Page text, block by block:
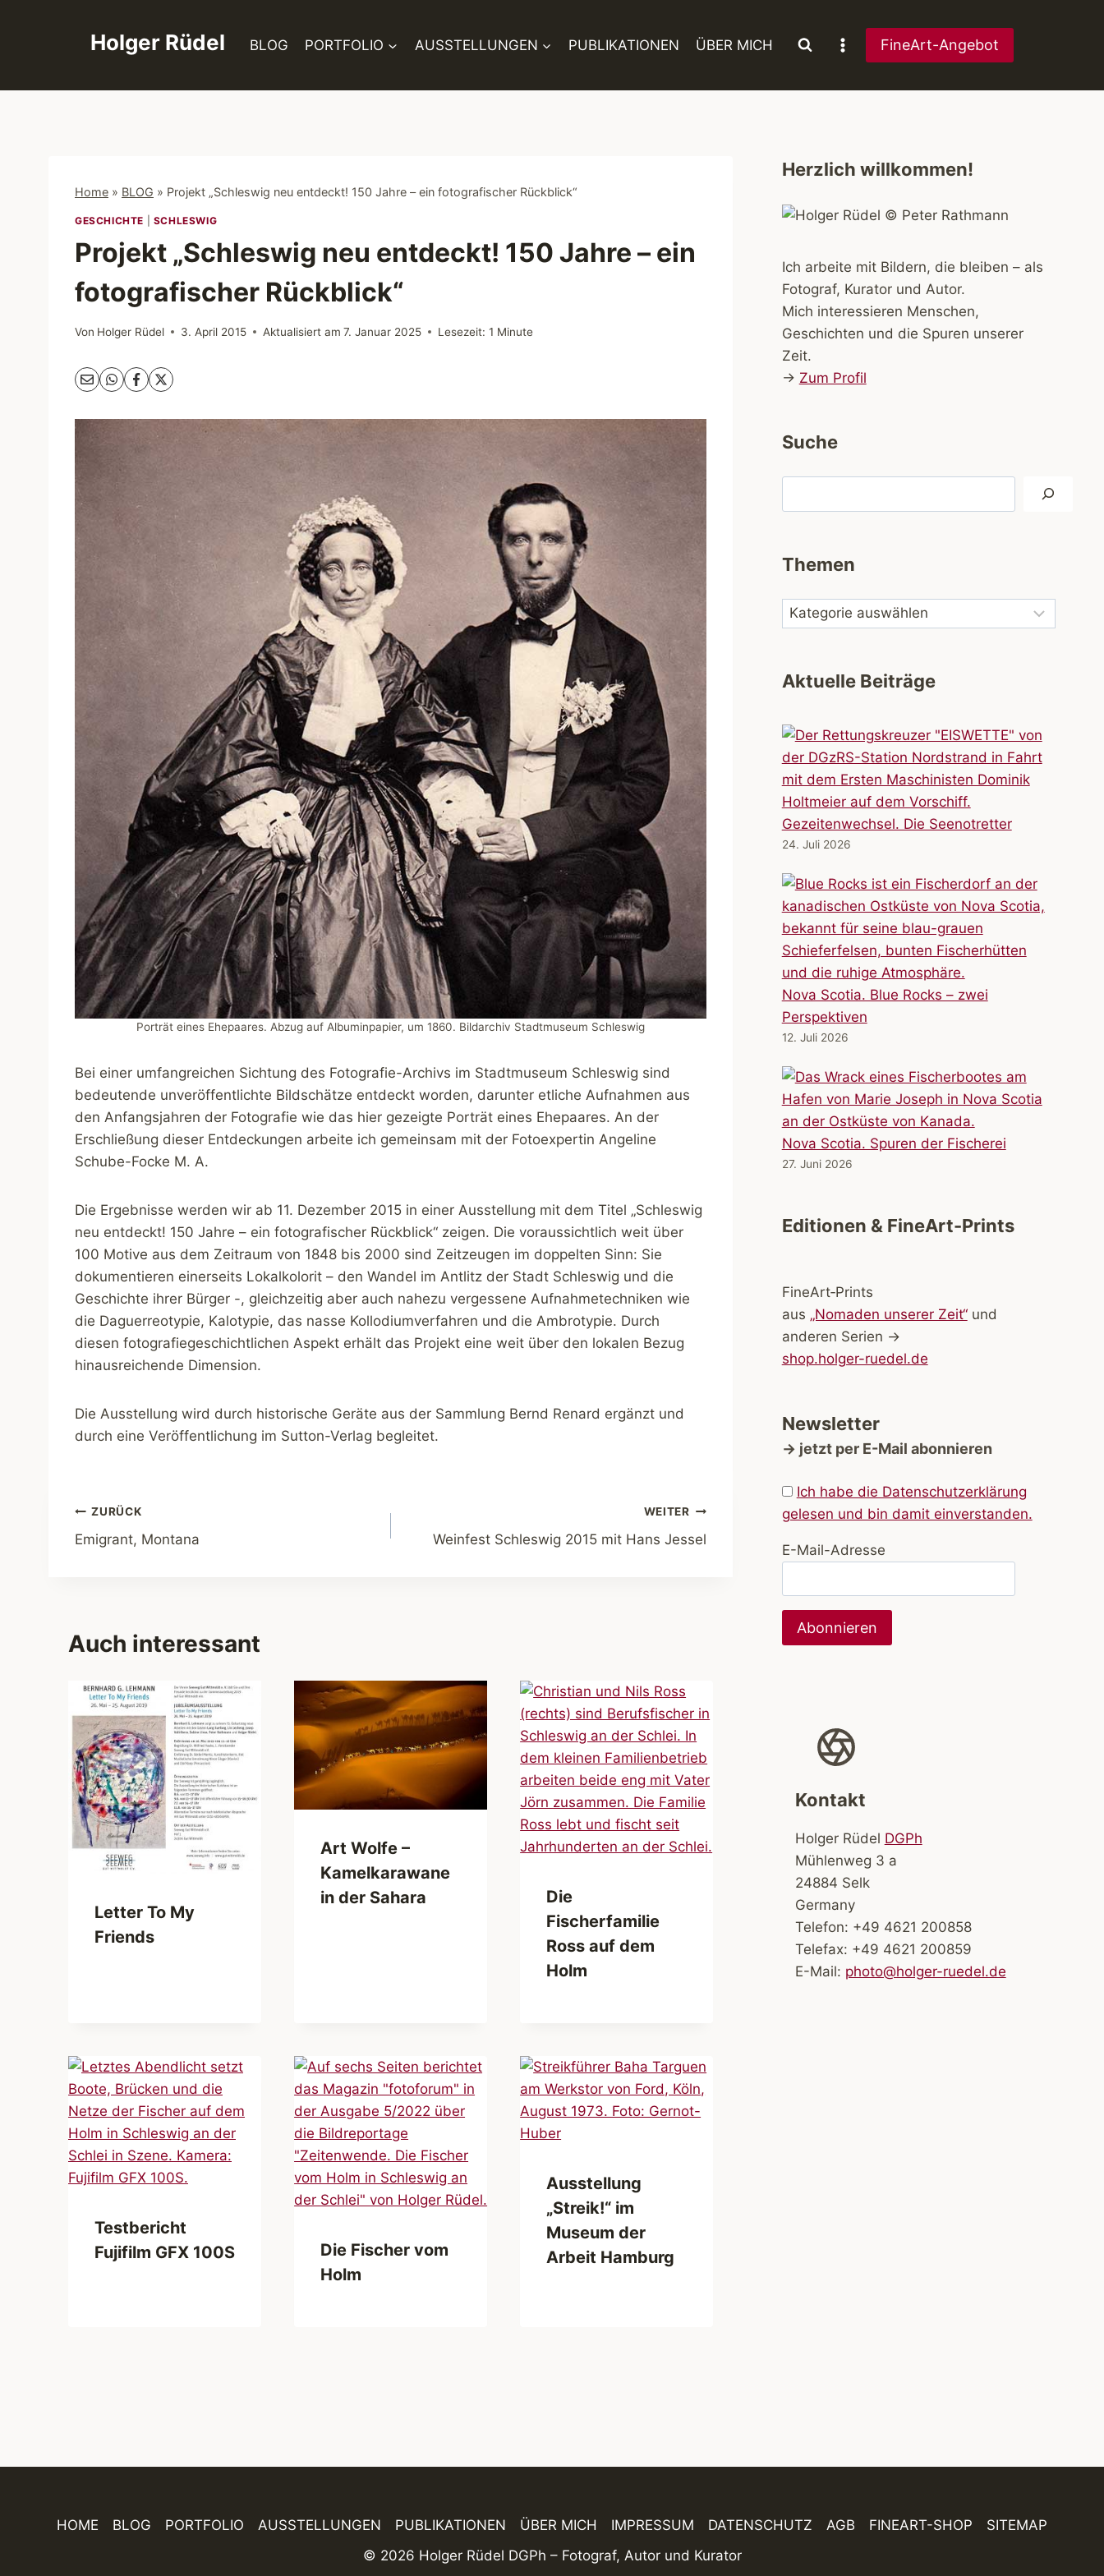
Holger Rüdel BLOG PORTFOLIO AUSSTELLUNGEN PUBLIKATIONEN ÜBER MICH FineArt-Angebot
Home » BLOG » Projekt „Schleswig neu entdeckt! 150 Jahre – ein fotografischer Rückblick“
GESCHICHTE SCHLESWIG
Projekt „Schleswig neu entdeckt! 150 Jahre – ein
fotografischer Rückblick“
Von Holger Rüdel 3. April 2015 Aktualisiert am 7. Januar 2025 Lesezeit: 1 Minute
Porträt eines Ehepaares. Abzug auf Albuminpapier, um 1860. Bildarchiv Stadtmuseum Schleswig
Bei einer umfangreichen Sichtung des Fotografie-Archivs im Stadtmuseum Schleswig sind
bedeutende unveröffentlichte Bildschätze entdeckt worden, darunter etliche Aufnahmen aus
den Anfangsjahren der Fotografie wie das hier gezeigte Porträt eines Ehepaares. An der
Erschließung dieser Entdeckungen arbeite ich gemeinsam mit der Fotoexpertin Angeline
Schube-Focke M. A.
Die Ergebnisse werden wir ab 11. Dezember 2015 in einer Ausstellung mit dem Titel „Schleswig
neu entdeckt! 150 Jahre – ein fotografischer Rückblick“ zeigen. Die voraussichtlich weit über
100 Motive aus dem Zeitraum von 1848 bis 2000 sind Zeitzeugen im doppelten Sinn: Sie
dokumentieren einerseits Lokalkolorit – den Wandel im Antlitz der Stadt Schleswig und die
Geschichte ihrer Bürger -, gleichzeitig aber auch nahezu vergessene Aufnahmetechniken wie
die Daguerreotypie, Kalotypie, das nasse Kollodiumverfahren und die Ambrotypie. Durch
diesen fotografiegeschichtlichen Aspekt erhält das Projekt eine weit über den lokalen Bezug
hinausreichende Dimension.
Die Ausstellung wird durch historische Geräte aus der Sammlung Bernd Renard ergänzt und
durch eine Veröffentlichung im Sutton-Verlag begleitet.
Beitragsnavigation
ZURÜCK
Emigrant, Montana
WEITER
Weinfest Schleswig 2015 mit Hans Jessel
Auch interessant
Letter To My
Friends
Art Wolfe –
Kamelkarawane
in der Sahara
Die
Fischerfamilie
Ross auf dem
Holm
Testbericht
Fujifilm GFX 100S
Die Fischer vom
Holm
Ausstellung
„Streik!“ im
Museum der
Arbeit Hamburg
Herzlich willkommen!
Ich arbeite mit Bildern, die bleiben – als
Fotograf, Kurator und Autor.
Mich interessieren Menschen,
Geschichten und die Spuren unserer
Zeit.
→ Zum Profil
Suche
Themen
Aktuelle Beiträge
Gezeitenwechsel. Die Seenotretter
24. Juli 2026
Nova Scotia. Blue Rocks – zwei
Perspektiven
12. Juli 2026
Nova Scotia. Spuren der Fischerei
27. Juni 2026
Editionen & FineArt-Prints
FineArt‑Prints
aus „Nomaden unserer Zeit“und
anderen Serien →
shop.holger-ruedel.de
Newsletter
→ jetzt per E-Mail abonnieren
Ich habe die Datenschutzerklärung
gelesen und bin damit einverstanden.
E-Mail-Adresse
Kontakt
Holger Rüdel DGPh
Mühlenweg 3 a
24884 Selk
Germany
Telefon: +49 4621 200858
Telefax: +49 4621 200859
E-Mail: photo@holger-ruedel.de
HOME BLOG PORTFOLIO AUSSTELLUNGEN PUBLIKATIONEN ÜBER MICH IMPRESSUM DATENSCHUTZ AGB FINEART-SHOP
SITEMAP
© 2026 Holger Rüdel DGPh – Fotograf, Autor und Kurator